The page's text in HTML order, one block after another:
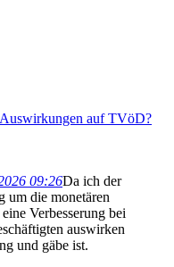
auf TVöD?
09:26Da ich der
um die monetären
Verbesserung bei
auswirken
und gäbe ist.